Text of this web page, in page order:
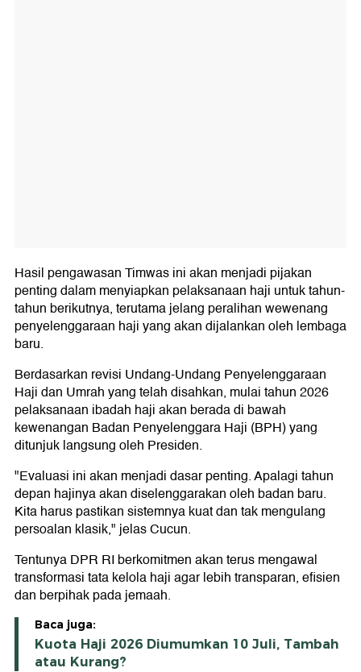
Hasil pengawasan Timwas ini akan menjadi pijakan
penting dalam menyiapkan pelaksanaan haji untuk tahun-
tahun berikutnya, terutama jelang peralihan wewenang
penyelenggaraan haji yang akan dijalankan oleh lembaga
baru.
Berdasarkan revisi Undang-Undang Penyelenggaraan
Haji dan Umrah yang telah disahkan, mulai tahun 2026
pelaksanaan ibadah haji akan berada di bawah
kewenangan Badan Penyelenggara Haji (BPH) yang
ditunjuk langsung oleh Presiden.
"Evaluasi ini akan menjadi dasar penting. Apalagi tahun
depan hajinya akan diselenggarakan oleh badan baru.
Kita harus pastikan sistemnya kuat dan tak mengulang
persoalan klasik," jelas Cucun.
Tentunya DPR RI berkomitmen akan terus mengawal
transformasi tata kelola haji agar lebih transparan, efisien
dan berpihak pada jemaah.
Baca juga:
Kuota Haji 2026 Diumumkan 10 Juli, Tambah
atau Kurang?